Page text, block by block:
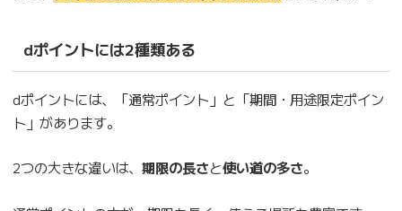
dポイントには2種類ある
dポイントには、「通常ポイント」と「期間・用途限定ポイン
ト」があります。
2つの大きな違いは、 期限の長さと使い道の多さ。